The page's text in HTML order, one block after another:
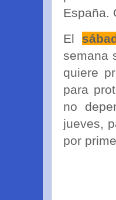
España.
El
semana
quiere
para
no
jueves,
por